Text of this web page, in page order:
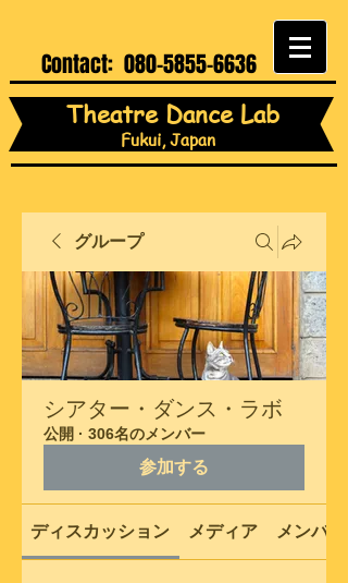
Contact: 080-5855-6636
Theatre Dance Lab
Fukui, Japan
グループ
シアター・ダンス・ラボ
公開 · 306名のメンバー
参加する
ディスカッション メディア メンバー